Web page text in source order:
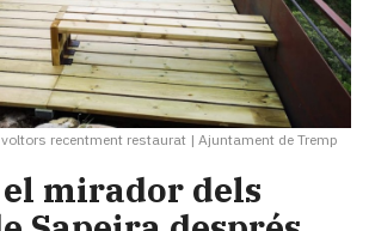
recentment restaurat | Ajuntament de Tremp
mirador dels